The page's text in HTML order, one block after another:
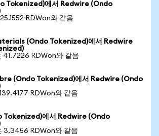
Tokenized)에서 Redwire (Ondo
RDWon와 같음
(Ondo Tokenized)에서 Redwire
41.7226 RDWon와 같음
(Ondo Tokenized)에서 Redwire (Ondo
RDWon와 같음
Tokenized)에서 Redwire (Ondo
3.3456 RDWon와 같음